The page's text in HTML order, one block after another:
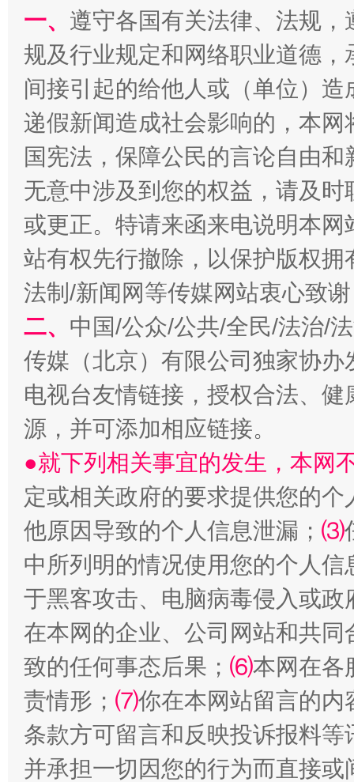
全民健身五年计划来了！等你上场
阿坝州三大球赛在茂县开幕 规模
国家大学科技园优化重塑工作
扯下公款旅游的“隐身衣” 如何以
一、 遵守各国有关法律、法规
规及行业规定和网络职业道德
间接引起的给他人或（单位）
递假新闻造成社会影响的，本
国宪法，保障公民的言论自由
无意中涉及到您的权益，请及
或更正。特请来函来电说明本
站有权先行撤除，以保护版权
法制/新闻网等传媒网站衷心致
二、 中国/公众/公共/全民/法治/
传媒（北京）有限公司独家协
电视台友情链接，授权合法、
源，并可添加相应链接。
●就下列相关事宜的发生，本网
定或相关政府的要求提供您的个
他原因导致的个人信息泄漏； ⑶
中所列明的情况使用您的个人
于黑客攻击、电脑病毒侵入或
在本网的企业、公司网站和共
致的任何事态后果； ⑹本网在各
责情形； ⑺你在本网站留言的内
条款方可留言和反映投诉报料
并承担一切因您的行为而直接